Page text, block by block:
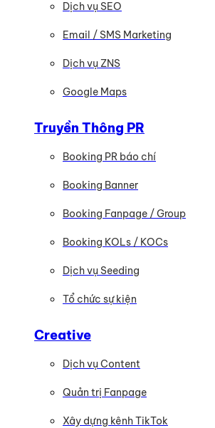
Dịch vụ SEO
Email / SMS Marketing
Dịch vụ ZNS
Google Maps
Truyền Thông PR
Booking PR báo chí
Booking Banner
Booking Fanpage / Group
Booking KOLs / KOCs
Dịch vụ Seeding
Tổ chức sự kiện
Creative
Dịch vụ Content
Quản trị Fanpage
Xây dựng kênh TikTok